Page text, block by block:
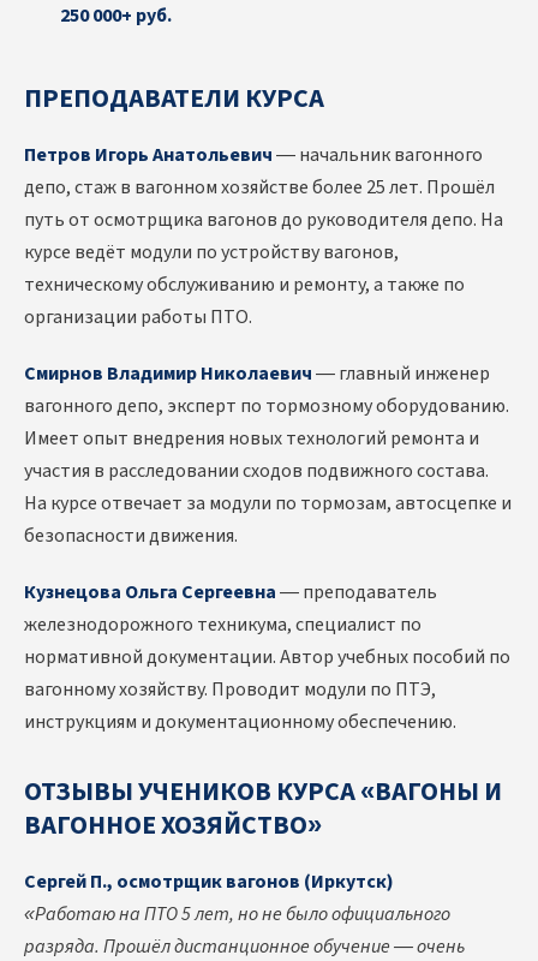
250 000+ руб.
ПРЕПОДАВАТЕЛИ КУРСА
Петров Игорь Анатольевич— начальник вагонного
депо, стаж в вагонном хозяйстве более 25 лет. Прошёл
путь от осмотрщика вагонов до руководителя депо. На
курсе ведёт модули по устройству вагонов,
техническому обслуживанию и ремонту, а также по
организации работы ПТО.
Смирнов Владимир Николаевич— главный инженер
вагонного депо, эксперт по тормозному оборудованию.
Имеет опыт внедрения новых технологий ремонта и
участия в расследовании сходов подвижного состава.
На курсе отвечает за модули по тормозам, автосцепке и
безопасности движения.
Кузнецова Ольга Сергеевна— преподаватель
железнодорожного техникума, специалист по
нормативной документации. Автор учебных пособий по
вагонному хозяйству. Проводит модули по ПТЭ,
инструкциям и документационному обеспечению.
ОТЗЫВЫ УЧЕНИКОВ КУРСА «ВАГОНЫ И
ВАГОННОЕ ХОЗЯЙСТВО»
Сергей П., осмотрщик вагонов (Иркутск)
«Работаю на ПТО 5 лет, но не было официального
разряда. Прошёл дистанционное обучение — очень